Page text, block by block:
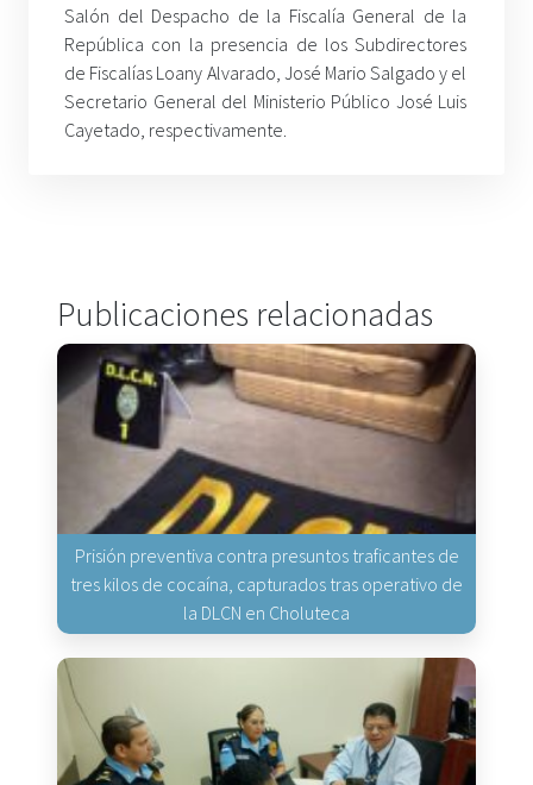
Salón del Despacho de la Fiscalía General de la
República con la presencia de los Subdirectores
de Fiscalías Loany Alvarado, José Mario Salgado y el
Secretario General del Ministerio Público José Luis
Cayetado, respectivamente.
Publicaciones relacionadas
Prisión preventiva contra presuntos traficantes de
tres kilos de cocaína, capturados tras operativo de
la DLCN en Choluteca